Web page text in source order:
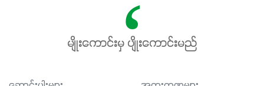
မျိုးကောင်းမှ ပျိုးကောင်းမည်